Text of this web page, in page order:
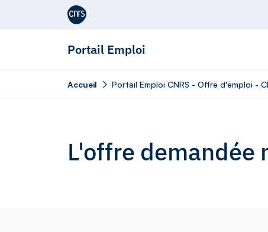
Aller au contenu
Portail Emploi
Accueil Portail Emploi CNRS - Offre d'emploi -
L'offre demandée